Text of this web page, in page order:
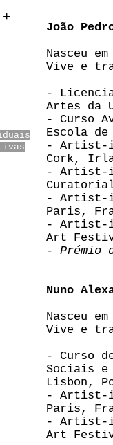
João
Nasceu
Vive e
-
Artes da
- Curso
Escola
- Artist-
Cork,
- Artist-
- Artist-
Paris,
- Artist-
Art
- Prémio
Nuno
Nasceu
Vive e
- Curso
Sociais e
Lisbon,
- Artist-
Paris,
- Artist-
Art